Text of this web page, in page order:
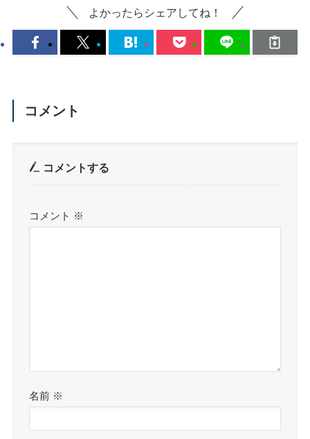
よかったらシェアしてね！
コメント
コメントする
コメント ※
名前 ※